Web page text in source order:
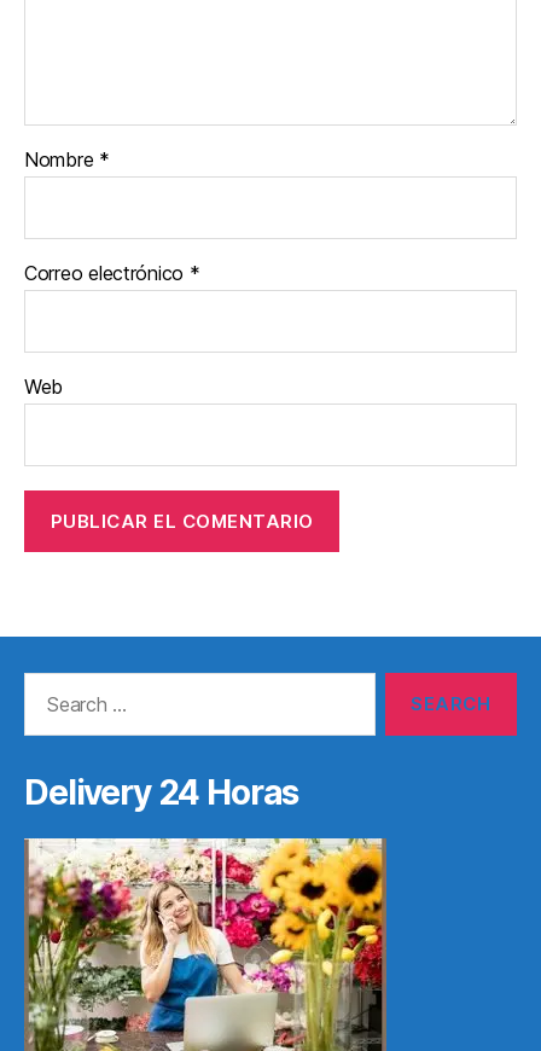
Nombre *
Correo electrónico *
Web
Delivery 24 Horas